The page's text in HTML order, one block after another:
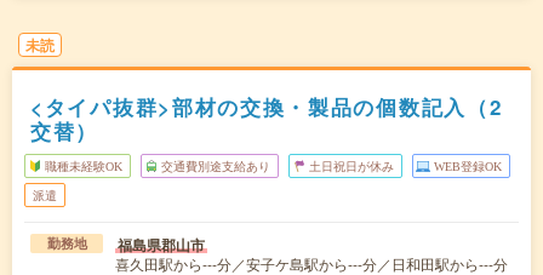
未読
<タイパ抜群>部材の交換・製品の個数記入（2
交替）
職種未経験OK 交通費別途支給あり 土日祝日が休み WEB登録OK
派遣
勤務地 福島県郡山市
喜久田駅から---分／安子ケ島駅から---分／日和田駅から---分